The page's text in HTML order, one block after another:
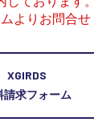
のお客様
扱店舗一覧
よりお問合せ
XGIRDS
請求フォーム